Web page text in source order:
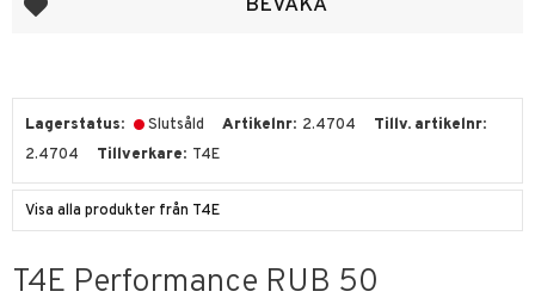
BEVAKA
Lagerstatus Slutsåld Artikelnr 2.4704
Tillv. artikelnr
2.4704
Tillverkare T4E
Visa alla produkter från T4E
T4E Performance RUB 50